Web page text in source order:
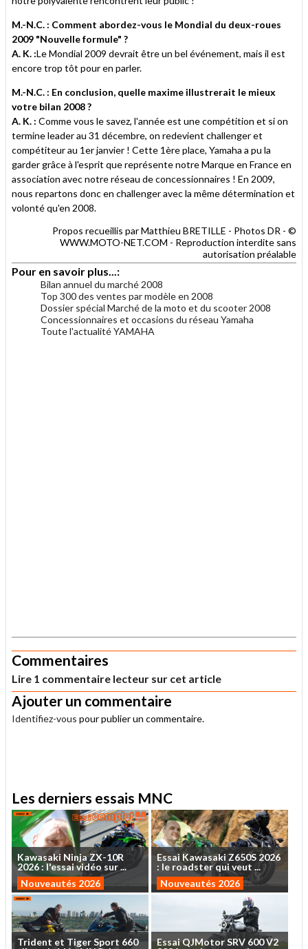
M.-N.C. : Comment abordez-vous le Mondial du deux-roues
2009 "Nouvelle formule" ?
A. K. :Le Mondial 2009 devrait être un bel événement, mais il est
encore trop tôt pour en parler.
M.-N.C. : En conclusion, quelle maxime illustrerait le mieux
votre bilan 2008 ?
A. K. : Comme vous le savez, l'année est une compétition et si on
termine leader au 31 décembre, on redevient challenger et
compétiteur au 1er janvier ! Cette 1ère place, Yamaha a pu la
garder grâce à l'esprit que représente notre Marque en France en
association avec notre réseau de concessionnaires ! En 2009,
nous repartons donc en challenger avec la même détermination et
volonté qu'en 2008.
Propos recueillis par Matthieu BRETILLE - Photos DR - ©
WWW.MOTO-NET.COM - Reproduction interdite sans
autorisation préalable
Pour en savoir plus...:
Bilan annuel du marché 2008
Top 300 des ventes par modèle en 2008
Dossier spécial Marché de la moto et du scooter 2008
Concessionnaires et occasions du réseau Yamaha
Toute l'actualité YAMAHA
Commentaires
Lire 1 commentaire lecteur sur cet article
Ajouter un commentaire
Identifiez-vous pour publier un commentaire.
Les derniers essais MNC
Kawasaki NinjaZX-10R
2026: l'essaividéo sur...
Nouveautés 2026
Essai KawasakiZ650S 2026
: le roadsterquiveut ...
Nouveautés 2026
Trident et TigerSport 660
EssaiQJMotorSRV 600V2